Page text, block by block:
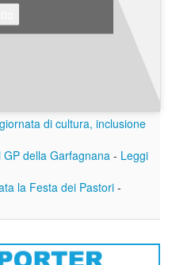
di cultura, inclusione
della Garfagnana - Leggi
la Festa dei Pastori -